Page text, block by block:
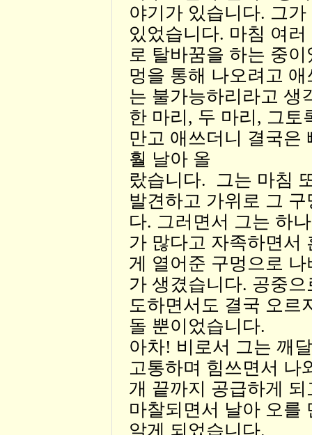
야기가 있습니다. 그
있었습니다. 마침 여
로 탈바꿈을 하는 중
멍을 통해 나오려고
는 불가능하리라고 생
한 마리, 두 마리, 그토
만고 애쓰더니 결국은
훨 날아 올
랐습니다. 그는 마침
발견하고 가위로 그
다. 그러면서 그는 하
가 많다고 자족하면서
게 열어준 구멍으로
가 생겼습니다. 공중
도하면서도 결국 오르
돌 뿐이었습니다.
아차! 비로서 그는 깨
고통하며 힘쓰면서 나
개 끝까지 공급하게
마찰되면서 날아 오를
알게 되었습니다.